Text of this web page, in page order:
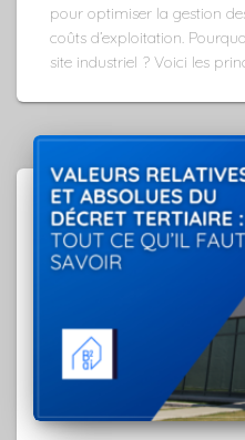
pour optimiser la gestion
coûts d’exploitation.
site industriel ? Voici les